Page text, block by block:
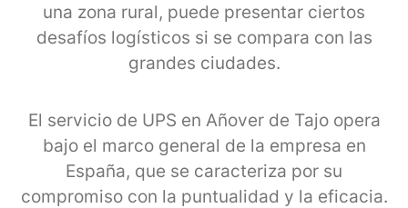
una zona rural, puede presentar ciertos
desafíos logísticos si se compara con las
grandes ciudades.
El servicio de UPS en Añover de Tajo opera
bajo el marco general de la empresa en
España, que se caracteriza por su
compromiso con la puntualidad y la eficacia.